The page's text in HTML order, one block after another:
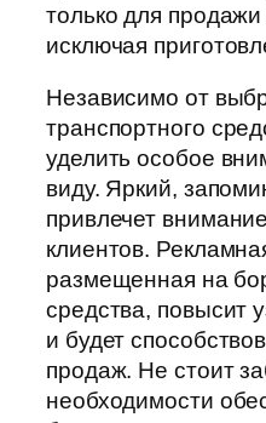
только для
исключая
Независимо от
транспортного
уделить особое
виду. Яркий,
привлечет
клиентов.
размещенная на
средства, повысит
и будет
продаж. Не стоит
необходимости